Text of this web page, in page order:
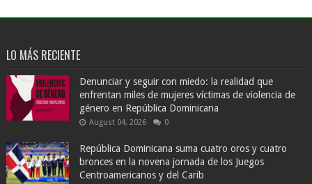
LO MÁS RECIENTE
Denunciar y seguir con miedo: la realidad que
enfrentan miles de mujeres víctimas de violencia de
género en República Dominicana
August 04, 2026 0
República Dominicana suma cuatro oros y cuatro
bronces en la novena jornada de los Juegos
Centroamericanos y del Carib